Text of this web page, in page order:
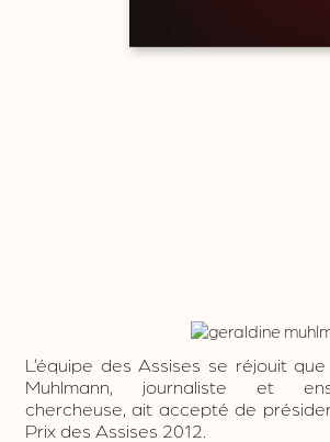
L’équipe des Assises se réjouit
Muhlmann, journaliste et
chercheuse, ait accepté de
Prix des Assises 2012.